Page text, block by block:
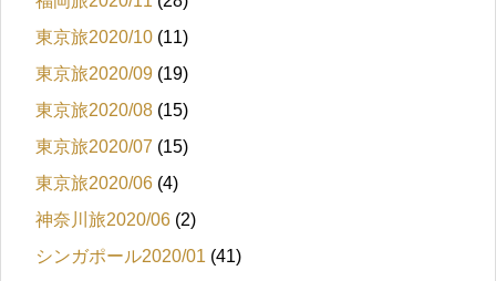
東京旅2020/10 (11)
東京旅2020/09 (19)
東京旅2020/08 (15)
東京旅2020/07 (15)
東京旅2020/06 (4)
神奈川旅2020/06 (2)
シンガポール2020/01 (41)